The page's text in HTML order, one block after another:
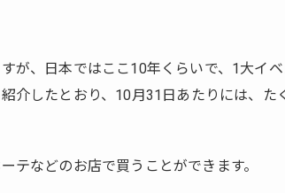
が、日本ではここ10年くらいで、1大イ
介したとおり、10月31日あたりには、た
テなどのお店で買うことができます。